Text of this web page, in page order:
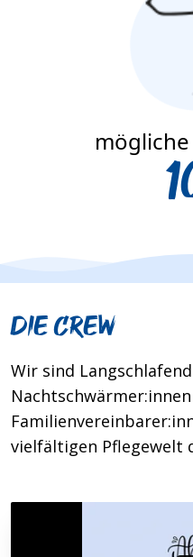
Die Crew
Wir sind
vielfältigen Pflegewelt